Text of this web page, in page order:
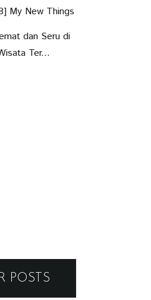
My New Things
dan Seru di
Ter...
POSTS